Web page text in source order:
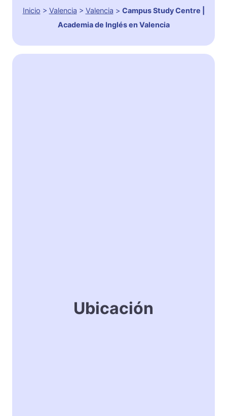
Inicio > Valencia > Valencia > Campus Study Centre |
Academia de Inglés en Valencia
Ubicación